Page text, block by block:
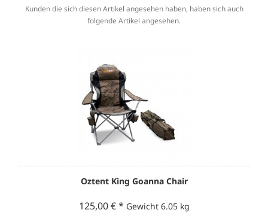
Kunden die sich diesen Artikel angesehen haben, haben sich auch
folgende Artikel angesehen.
Oztent King Goanna Chair
125,00 €* Gewicht 6.05 kg